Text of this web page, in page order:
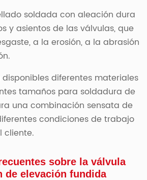
soldada con aleación dura
y asientos de las válvulas, que
a la erosión, a la abrasión
disponibles diferentes materiales
tamaños para soldadura de
una combinación sensata de
condiciones de trabajo
cliente.
sobre la válvula
de elevación fundida